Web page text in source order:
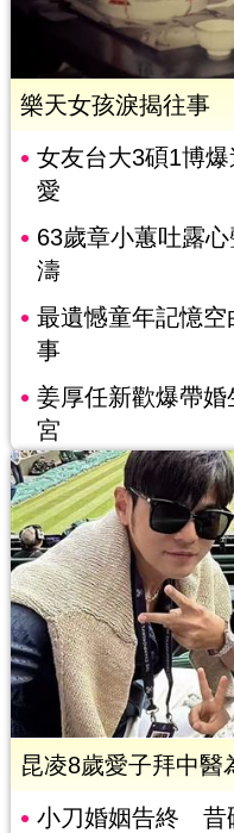
樂天女孩淚揭往事
女友台大3碩1博
愛
63歲章小蕙吐露
濤
最遺憾童年記憶
事
姜厚任新歡爆帶
宮
昆凌8歲愛子拜中
小刀婚姻告終 昔